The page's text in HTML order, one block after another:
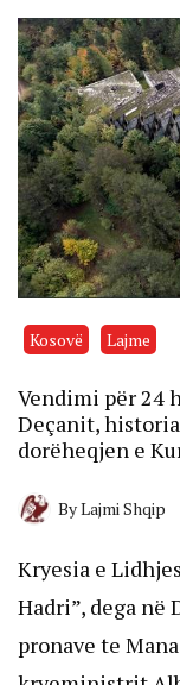
Kosovë Lajme
Vendimi për 24
Deçanit,
dorëheqjen e
ByLajmi Shqip
Kryesia e
Hadri”, dega në
pronave te